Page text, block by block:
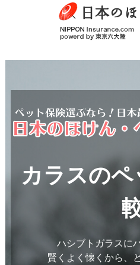
カラスの
ハシブトガラスに
賢くよく懐くから、